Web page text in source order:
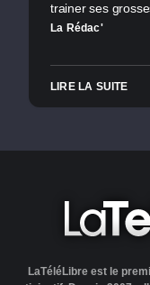
trainer ses
La Rédac'
LIRE LA SUITE
LaTéléLibre est le